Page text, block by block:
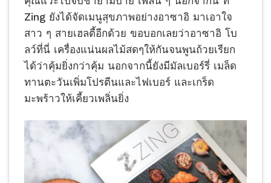
Zing ยังได้จัดเมนูสุขภาพอย่างอาซาอิ มาเอาใจ
สาว ๆ สายเฮลตี้อีกด้วย ขอบอกเลยว่าอาซาอิ โบ
ลว์ที่นี่ เครื่องแน่นผลไม้สดๆให้กันจนพูนถ้วยเรียก
ได้ว่าคุ้มยิ่งกว่าคุ้ม นอกจากนี้ยังมีมัลเบอร์รี่ เมล็ด
ทานตะวันเพิ่มโปรตีนและไฟเบอร์ และเกร็ด
มะพร้าวให้เคี้ยวเพลิ่นยิ่ง